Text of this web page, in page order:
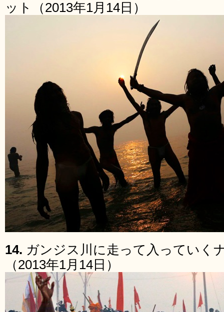
ット（2013年1月14日）
14. ガンジス川に走って入っていく
（2013年1月14日）